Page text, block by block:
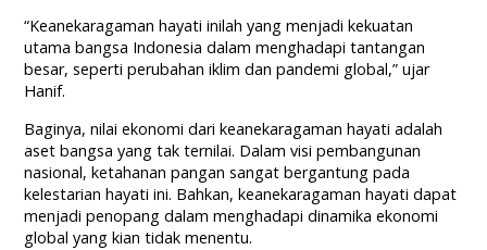
“Keanekaragaman hayati inilah yang menjadi kekuatan
utama bangsa Indonesia dalam menghadapi tantangan
besar, seperti perubahan iklim dan pandemi global,” ujar
Hanif.
Baginya, nilai ekonomi dari keanekaragaman hayati adalah
aset bangsa yang tak ternilai. Dalam visi pembangunan
nasional, ketahanan pangan sangat bergantung pada
kelestarian hayati ini. Bahkan, keanekaragaman hayati dapat
menjadi penopang dalam menghadapi dinamika ekonomi
global yang kian tidak menentu.